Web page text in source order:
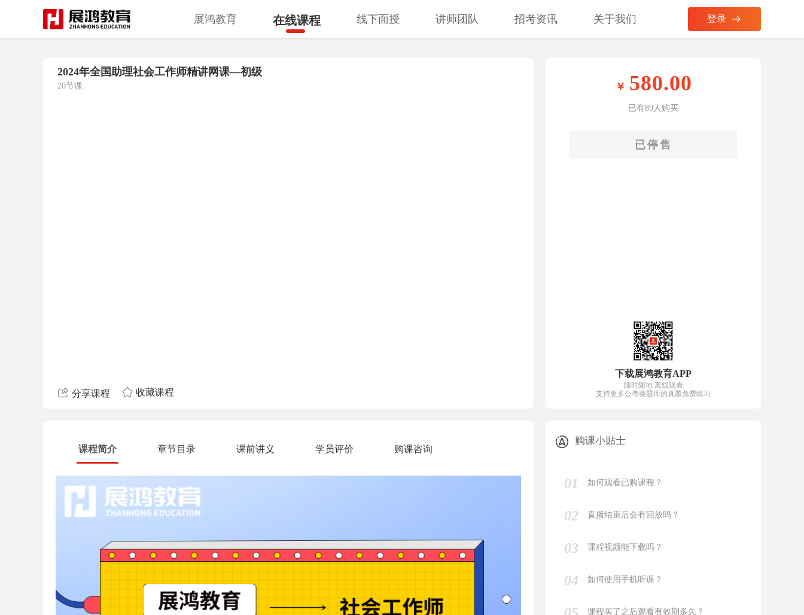
展鸿教育 在线课程 线下面授 讲师团队 招考资讯 关于我们 登录
2024年全国助理社会工作师精讲网课—初级
20节课
分享课程 收藏课程
580.00
已有89人购买
已停售
下载展鸿教育APP
随时随地 离线观看
支持更多公考类题库的真题免费练习
课程简介 章节目录 课前讲义 学员评价 购课咨询
购课小贴士
01 如何观看已购课程？
02 直播结束后会有回放吗？
03 课程视频能下载吗？
04 如何使用手机听课？
课程买了之后观看有效期多久？